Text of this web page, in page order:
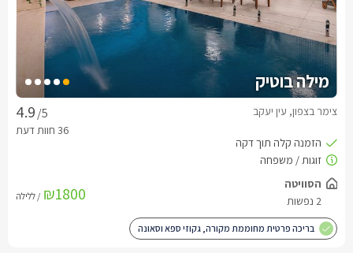
מילה בוטיק
/5 צימר בצפון, עין יעקב
הסוויטה
2 נפשות
₪1800 / ללילה
בריכה פרטית מחוממת מקורה, גקוזי ספא וסאונה